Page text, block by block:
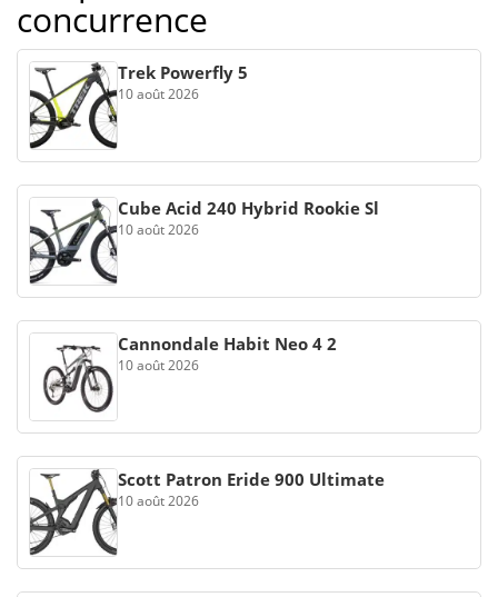
concurrence
Trek Powerfly 5
10 août 2026
Cube Acid 240 Hybrid Rookie Sl
10 août 2026
Cannondale Habit Neo 4 2
10 août 2026
Scott Patron Eride 900 Ultimate
10 août 2026